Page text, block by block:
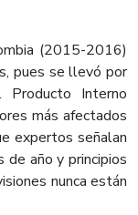
(2015-2016)
pues se llevó por
Interno
más afectados
expertos señalan
año y principios
nunca están